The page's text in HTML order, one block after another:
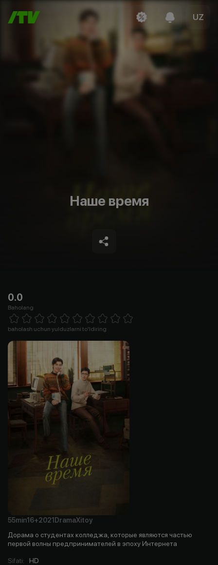
UZ
Наше время
0.0
Baholang
1 Star 2 Stars 3 Stars 4 Stars5 Stars 6 Stars7 Stars8 Stars
baholash uchun yulduzlarni to'ldiring
55min16+2021 DramaXitoy
Дорама о студентах колледжа, которые являются частью
первой волны предпринимателей в эпоху Интернета
Sifati: HD